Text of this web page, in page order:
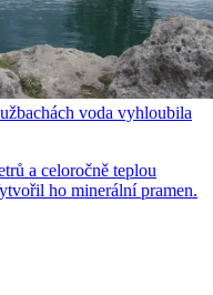
voda vyhloubila
a celoročně teplou
ho minerální pramen.